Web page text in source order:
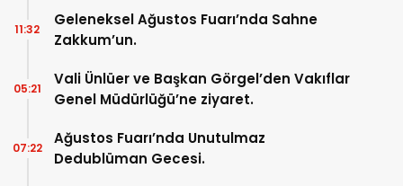
Geleneksel Ağustos Fuarı’nda Sahne
Zakkum’un.
11:32
Vali Ünlüer ve Başkan Görgel’den Vakıflar
Genel Müdürlüğü’ne ziyaret.
05:21
Ağustos Fuarı’nda Unutulmaz
Dedublüman Gecesi.
07:22